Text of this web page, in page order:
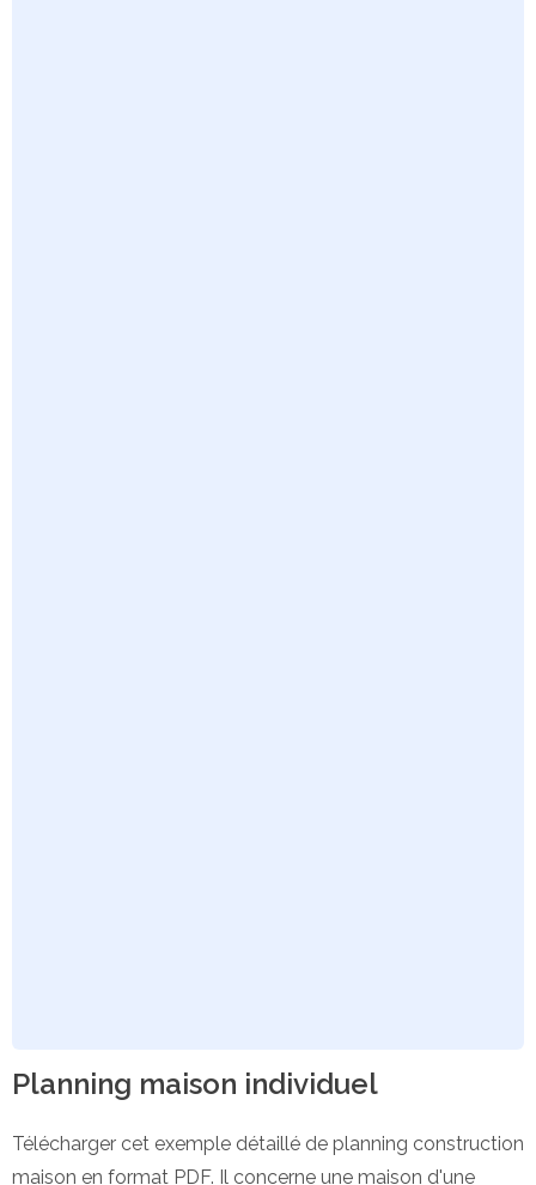
Planning maison individuel
Télécharger cet exemple détaillé de planning construction
maison en format PDF. Il concerne une maison d'une